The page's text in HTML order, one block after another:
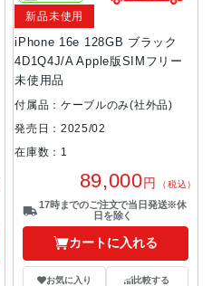
iPhone 16e 128GB ブラック
4D1Q4J/A Apple版SIMフリー
未使用品
新品未使用
付属品：ケーブルのみ(社外品)
発売日：2025/02
在庫数：1
89,000円 （税込）
17時までのご注文で当日発送※休
日を除く
カートに入れる
お気に入り 比較する